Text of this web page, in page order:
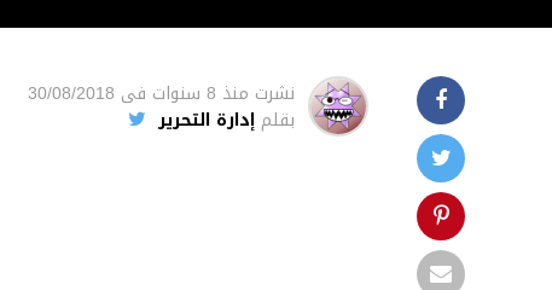
نشرت منذ 8 سنوات فى 30/08/2018
بقلم إدارة التحرير